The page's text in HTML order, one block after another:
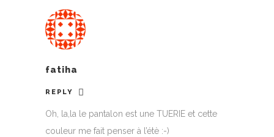
fatiha
REPLY
Oh, la,la le pantalon est une TUERIE et cette
couleur me fait penser à l’étè :-)